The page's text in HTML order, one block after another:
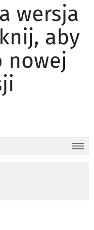
wersja
aby
nowej